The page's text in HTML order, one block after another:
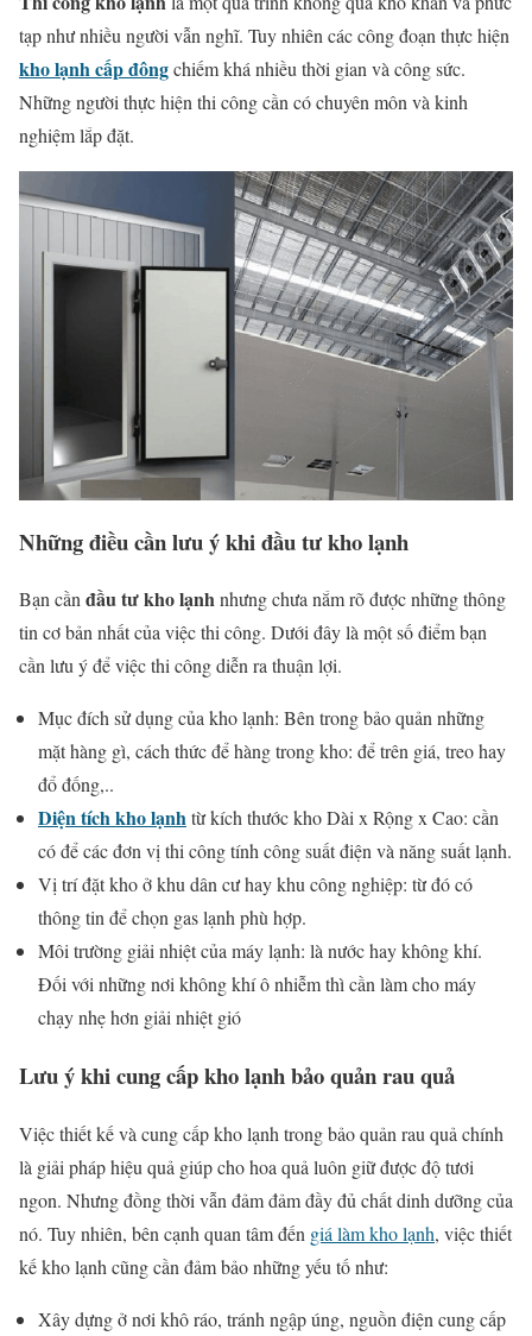
tạp như nhiều người vẫn nghĩ. Tuy nhiên các công đoạn thực hiện
kho lạnh cấp đôngchiếm khá nhiều thời gian và công sức.
Những người thực hiện thi công cần có chuyên môn và kinh
nghiệm lắp đặt.
Những điều cần lưu ýkhiđầu tư kho lạnh
Bạn cầnđầu tư kho lạnhnhưng chưa nắm rõ được những thông
tin cơ bản nhất của việc thi công. Dưới đây là một số điểm bạn
cần lưu ý để việc thi công diễn ra thuận lợi.
Mục đích sử dụng của kho lạnh: Bên trong bảo quản những
mặt hàng gì, cách thức để hàng trong kho: để trên giá, treo hay
đổ đống,..
Diện tích kho lạnhtừ kích thước kho Dài x Rộng x Cao: cần
có để các đơn vị thi công tính công suất điện và năng suất lạnh.
Vị trí đặt kho ở khu dân cư hay khu công nghiệp: từ đó có
thông tin để chọn gas lạnh phù hợp.
Môi trường giải nhiệt của máy lạnh: là nước hay không khí.
Đối với những nơi không khí ô nhiễm thì cần làm cho máy
chạy nhẹ hơn giải nhiệt gió
Lưu ý khi cung cấpkho lạnh bảo quản rau quả
Việc thiết kế và cung cấp kho lạnh trong bảo quản rau quả chính
là giải pháp hiệu quả giúp cho hoa quả luôn giữ được độ tươi
ngon. Nhưng đồng thời vẫn đảm đảm đầy đủ chất dinh dưỡng của
nó. Tuy nhiên, bên cạnh quan tâm đến giá làm kho lạnh, việc thiết
kế kho lạnh cũng cần đảm bảo những yếu tố như:
Xây dựng ở nơi khô ráo, tránh ngập úng, nguồn điện cung cấp